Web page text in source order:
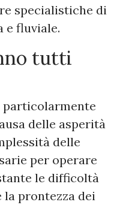
specialistiche di
e fluviale.
tutti
particolarmente
delle asperità
delle
per operare
le difficoltà
prontezza dei